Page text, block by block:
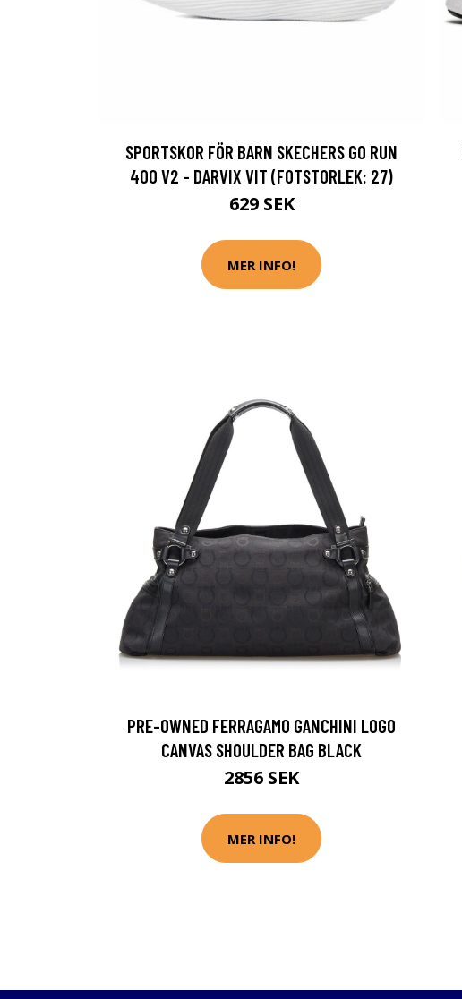
SPORTSKOR FÖR BARN SKECHERS GO RUN
400 V2 - DARVIX VIT (FOTSTORLEK: 27)
629 SEK
MER INFO!
PRE-OWNED FERRAGAMO GANCHINI LOGO
CANVAS SHOULDER BAG BLACK
2856 SEK
MER INFO!